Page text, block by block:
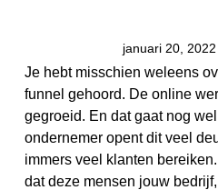
januari 20, 2022
Je hebt misschien weleens
funnel gehoord. De online
gegroeid. En dat gaat nog
ondernemer opent dit veel
immers veel klanten
dat deze mensen jouw